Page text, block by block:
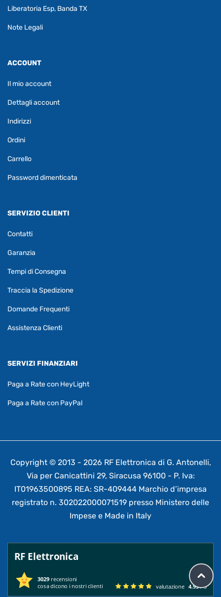
Liberatoria Esp, Banda TX
Note Legali
ACCOUNT
Il mio account
Dettagli account
Indirizzi
Ordini
Carrello
Password dimenticata
SERVIZIO CLIENTI
Contatti
Garanzia
Tempi di Consegna
Traccia la Spedizione
Domande Frequenti
Assistenza Clienti
SERVIZI FINANZIARI
Paga a Rate con HeyLight
Paga a Rate con PayPal
Copyright © 2013 - 2026 RF Elettronica di G. Antonelli,
Via per Canicattini 29, Siracusa 96100 - P. Iva:
IT01963500895 REA: SR-409444 Marchio d’impresa
registrato n. 302022000071519 presso Ministero delle
Impese e Made in Italy
RF Elettronica
3029 recensioni
cosa dicono i nostri clienti
valutazione 4.95/ 5